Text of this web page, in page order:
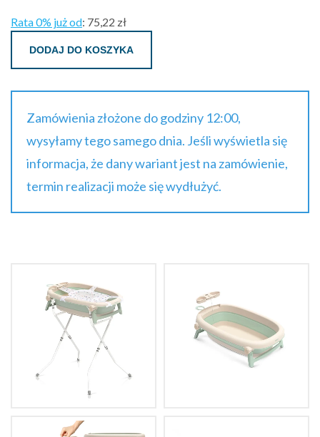
Rata 0% już od: 75,22 zł
DODAJ DO KOSZYKA
Zamówienia złożone do godziny 12:00,
wysyłamy tego samego dnia. Jeśli wyświetla się
informacja, że dany wariant jest na zamówienie,
termin realizacji może się wydłużyć.